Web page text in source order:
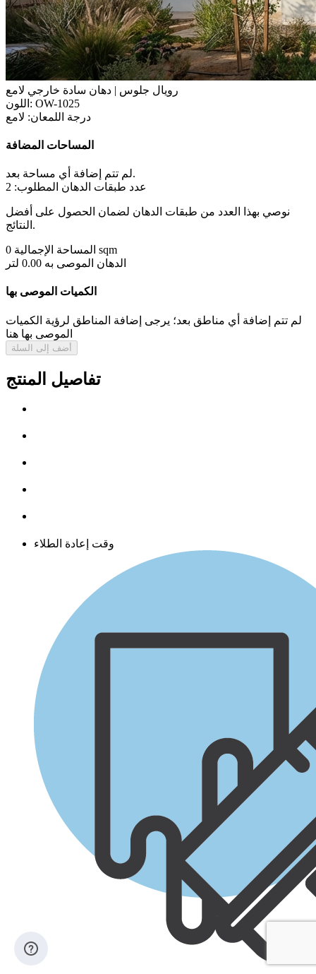
رويال جلوس | دهان سادة خارجي لامع
اللون: OW-1025
درجة اللمعان: لامع
المساحات المضافة
لم تتم إضافة أي مساحة بعد.
عدد طبقات الدهان المطلوب: 2
نوصي بهذا العدد من طبقات الدهان لضمان الحصول على أفضل
النتائج.
المساحة الإجمالية 0 sqm
الدهان الموصى به 0.00 لتر
الكميات الموصى بها
لم تتم إضافة أي مناطق بعد؛ يرجى إضافة المناطق لرؤية الكميات
الموصى بها هنا
أضف إلى السلة
تفاصيل المنتج
وقت إعادة الطلاء